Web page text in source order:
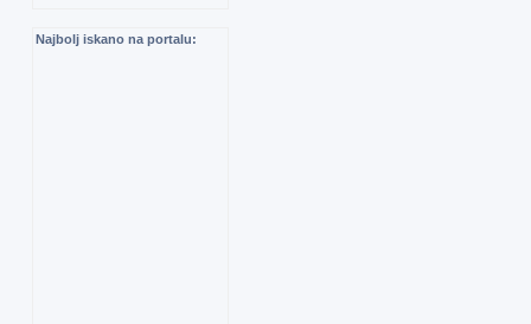
Najbolj iskano na portalu: